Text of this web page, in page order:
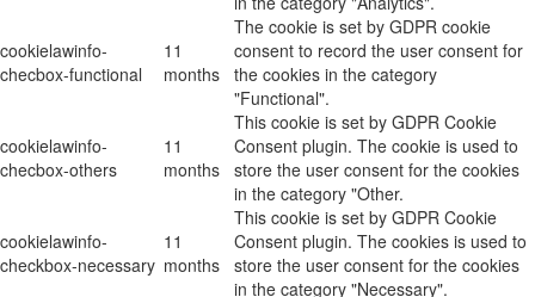
cookielawinfo-
checbox-functional
11
months
The cookie is set by GDPR cookie
consent to record the user consent for
the cookies in the category
"Functional".
cookielawinfo-
checbox-others
11
months
This cookie is set by GDPR Cookie
Consent plugin. The cookie is used to
store the user consent for the cookies
in the category "Other.
cookielawinfo-
checkbox-necessary
11
months
This cookie is set by GDPR Cookie
Consent plugin. The cookies is used to
store the user consent for the cookies
in the category "Necessary".